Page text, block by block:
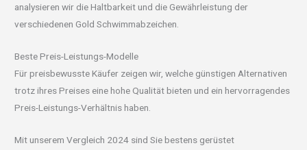
analysieren wir die Haltbarkeit und die Gewährleistung der
verschiedenen Gold Schwimmabzeichen.
Beste Preis-Leistungs-Modelle
Für preisbewusste Käufer zeigen wir, welche günstigen Alternativen
trotz ihres Preises eine hohe Qualität bieten und ein hervorragendes
Preis-Leistungs-Verhältnis haben.
Mit unserem Vergleich 2024 sind Sie bestens gerüstet